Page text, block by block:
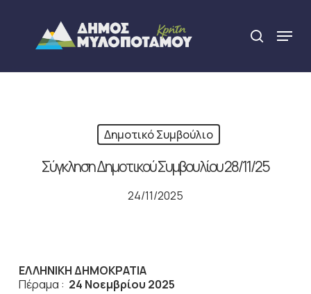
content
search
Menu
Δημοτικό Συμβούλιο
Σύγκληση Δημοτικού Συμβουλίου 28/11/25
24/11/2025
ΕΛΛΗΝΙΚΗ ΔΗΜΟΚΡΑΤΙΑ
Πέραμα : 24 Νοεμβρίου 2025
Close